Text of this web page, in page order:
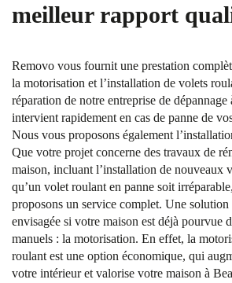
meilleur rapport
Removo vous fournit une prestation
la motorisation et l’installation de volets
réparation de notre entreprise de dépannage
intervient rapidement en cas de panne de
Nous vous proposons également
Que votre projet concerne des travaux de
maison, incluant l’installation de nouveaux
qu’un volet roulant en panne soit
proposons un service complet. Une solution
envisagée si votre maison est déjà pourvue
manuels : la motorisation. En effet, la
roulant est une option économique, qui
votre intérieur et valorise votre maison à